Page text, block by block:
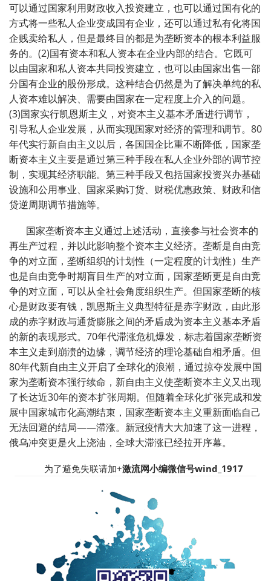
可以通过国家利用财政收入投资建立，也可以通过国有化的
方式将一些私人企业变成国有企业，还可以通过私有化将国
企贱卖给私人，但是最终目的都是为垄断资本的根本利益服
务的。 (2)国有资本和私人资本在企业内部的结合。它既可
以由国家和私人资本共同投资建立，也可以由国家出售一部
分国有企业的股份形成。这种结合仍然是为了解决单纯的私
人资本难以解决、需要由国家在一定程度上介入的问题。
(3)国家实行凯恩斯主义，对资本主义基本矛盾进行调节，
引导私人企业发展，从而实现国家对经济的管理和调节。 80
年代实行新自由主义以后，各国国企比重不断降低，国家垄
断资本主义主要是通过第三种手段在私人企业外部的调节控
制，实现其经济职能。第三种手段又包括国家投资兴办基础
设施和公用事业、国家采购订货、财税优惠政策、财政和信
贷逆周期调节措施等。
国家垄断资本主义通过上述活动，直接参与社会资本的
再生产过程，并以此影响整个资本主义经济。垄断是自由竞
争的对立面，垄断组织的计划性（一定程度的计划性）生产
也是自由竞争时期盲目生产的对立面，国家垄断更是自由竞
争的对立面，可以从全社会角度组织生产。但国家垄断的核
心是财政要有钱，凯恩斯主义典型特征是赤字财政，由此形
成的赤字财政与通货膨胀之间的矛盾成为资本主义基本矛盾
的新的表现形式。 70年代滞涨危机爆发，标志着国家垄断资
本主义走到崩溃的边缘，调节经济的理论基础自相矛盾。但
80年代新自由主义开启了全球化的浪潮，通过掠夺发展中国
家为垄断资本强行续命，新自由主义使垄断资本主义又出现
了长达近30年的资本扩张周期。但随着全球化扩张完成和发
展中国家城市化高潮结束，国家垄断资本主义重新面临自己
无法回避的结局——滞涨。新冠疫情大大加速了这一进程，
俄乌冲突更是火上浇油，全球大滞涨已经拉开序幕。
为了避免失联请加+激流网小编微信号wind_1917